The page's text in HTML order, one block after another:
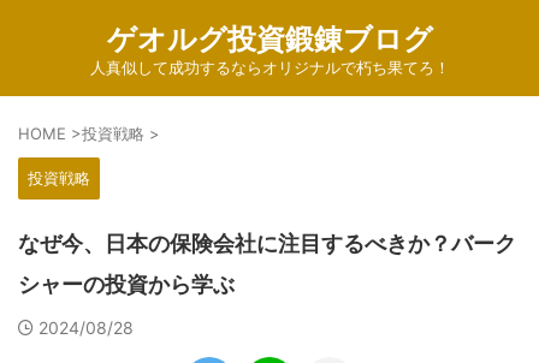
ゲオルグ投資鍛錬ブログ
人真似して成功するならオリジナルで朽ち果てろ！
HOME >投資戦略 >
投資戦略
なぜ今、日本の保険会社に注目するべきか？バーク
シャーの投資から学ぶ
2024/08/28